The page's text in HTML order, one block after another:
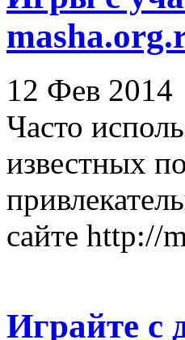
12 Фев 2014
Часто
известных
сайте http://
Играйте с